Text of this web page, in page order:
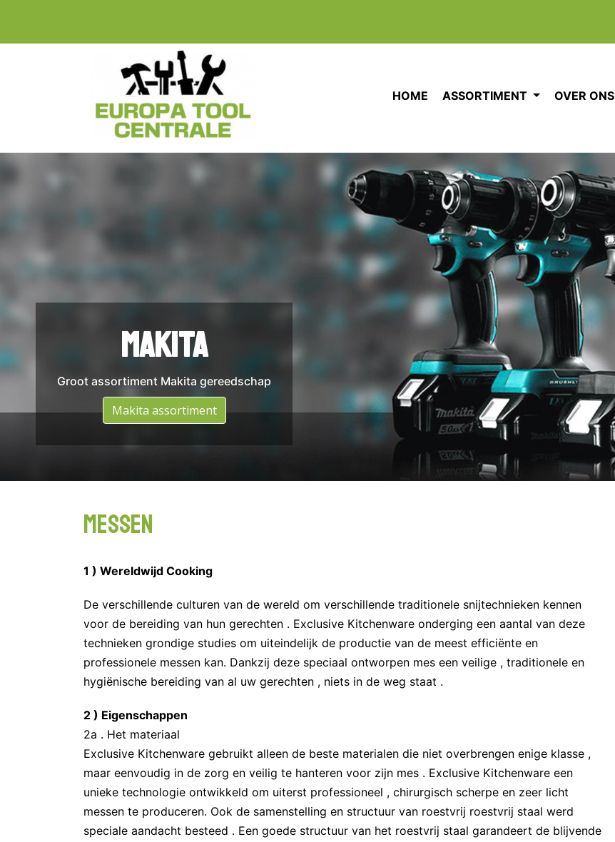
HOME ASSORTIMENT OVER ONS
Makita
Groot assortiment Makita gereedschap
Makita assortiment
DeWalt
Groot assortiment DeWalt gereedschap
Assortiment DeWalt
Messen
1 ) Wereldwijd Cooking
De verschillende culturen van de wereld om verschillende traditionele snijtechnieken kennen
voor de bereiding van hun gerechten . Exclusive Kitchenware onderging een aantal van deze
technieken grondige studies om uiteindelijk de productie van de meest efficiënte en
professionele messen kan. Dankzij deze speciaal ontworpen mes een veilige , traditionele en
hygiënische bereiding van al uw gerechten , niets in de weg staat .
2 ) Eigenschappen
2a . Het materiaal
Exclusive Kitchenware gebruikt alleen de beste materialen die niet overbrengen enige klasse ,
maar eenvoudig in de zorg en veilig te hanteren voor zijn mes . Exclusive Kitchenware een
unieke technologie ontwikkeld om uiterst professioneel , chirurgisch scherpe en zeer licht
messen te produceren. Ook de samenstelling en structuur van roestvrij roestvrij staal werd
speciale aandacht besteed . Een goede structuur van het roestvrij staal garandeert de blijvende